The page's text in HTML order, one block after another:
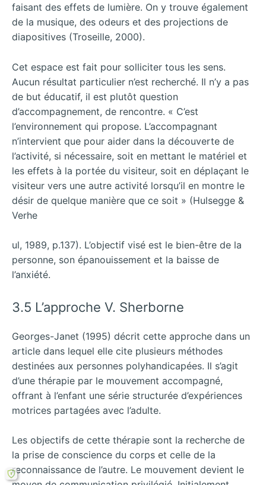
faisant des effets de lumière. On y trouve également
de la musique, des odeurs et des projections de
diapositives (Troseille, 2000).
Cet espace est fait pour solliciter tous les sens.
Aucun résultat particulier n’est recherché. Il n’y a pas
de but éducatif, il est plutôt question
d’accompagnement, de rencontre. « C’est
l’environnement qui propose. L’accompagnant
n’intervient que pour aider dans la découverte de
l’activité, si nécessaire, soit en mettant le matériel et
les effets à la portée du visiteur, soit en déplaçant le
visiteur vers une autre activité lorsqu’il en montre le
désir de quelque manière que ce soit » (Hulsegge &
Verhe
ul, 1989, p.137). L’objectif visé est le bien-être de la
personne, son épanouissement et la baisse de
l’anxiété.
3.5 L’approche V. Sherborne
Georges-Janet (1995) décrit cette approche dans un
article dans lequel elle cite plusieurs méthodes
destinées aux personnes polyhandicapées. Il s’agit
d’une thérapie par le mouvement accompagné,
offrant à l’enfant une série structurée d’expériences
motrices partagées avec l’adulte.
Les objectifs de cette thérapie sont la recherche de
la prise de conscience du corps et celle de la
reconnaissance de l’autre. Le mouvement devient le